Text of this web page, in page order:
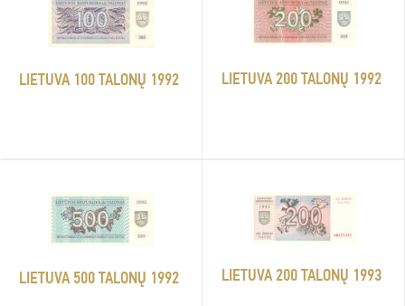
LIETUVA 100 TALONŲ 1992 LIETUVA 200 TALONŲ 1992
LIETUVA 500 TALONŲ 1992 LIETUVA 200 TALONŲ 1993